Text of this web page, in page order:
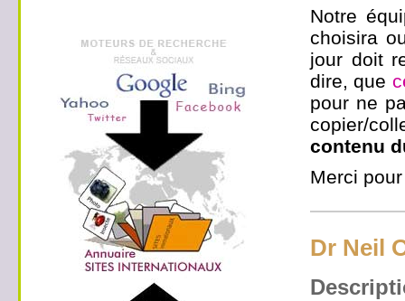
Notre
choisira
jour doit
dire, que
pour ne
copier/
contenu
Merci
Dr Neil